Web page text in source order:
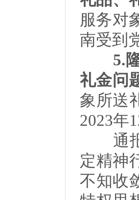
服务对
南受到
5.隆
礼金问
象所送
2023年
通报
定精神
不知收